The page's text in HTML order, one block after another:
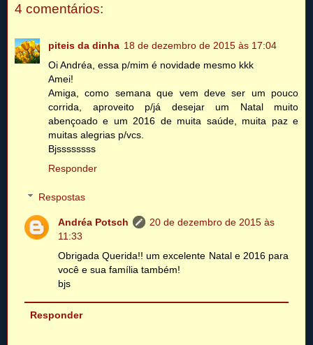
4 comentários:
piteis da dinha 18 de dezembro de 2015 às 17:04
Oi Andréa, essa p/mim é novidade mesmo kkk
Amei!
Amiga, como semana que vem deve ser um pouco
corrida, aproveito p/já desejar um Natal muito
abençoado e um 2016 de muita saúde, muita paz e
muitas alegrias p/vcs.
Bjssssssss
Responder
Respostas
Andréa Potsch
20 de dezembro de 2015 às
11:33
Obrigada Querida!! um excelente Natal e 2016 para
você e sua família também!
bjs
Responder